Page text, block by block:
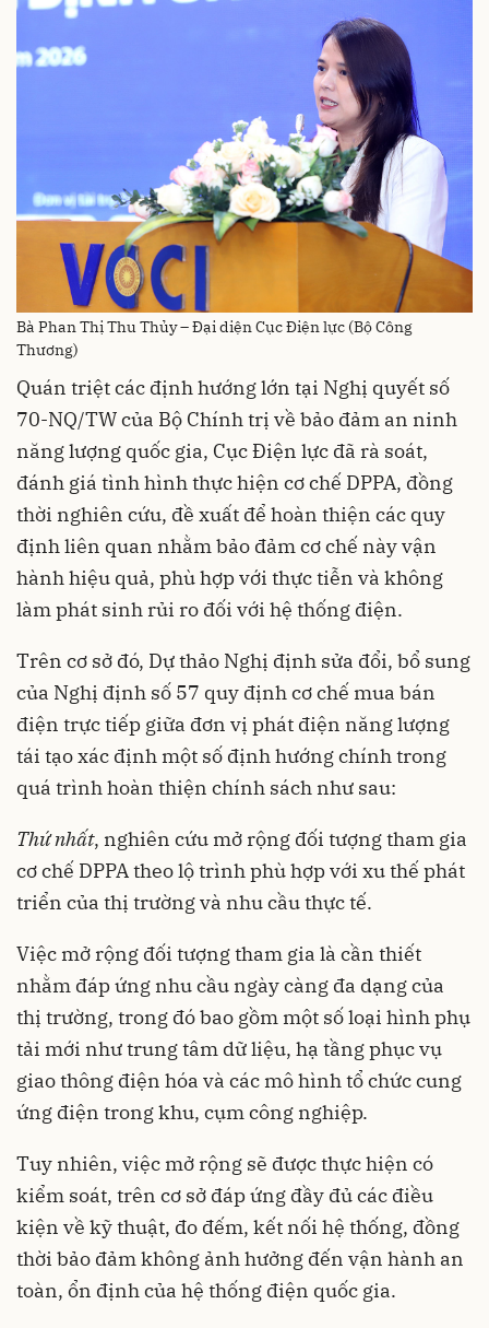
Bà Phan Thị Thu Thủy – Đại diện Cục Điện lực (Bộ Công
Thương)
Quán triệt các định hướng lớn tại Nghị quyết số
70-NQ/TW của Bộ Chính trị về bảo đảm an ninh
năng lượng quốc gia, Cục Điện lực đã rà soát,
đánh giá tình hình thực hiện cơ chế DPPA, đồng
thời nghiên cứu, đề xuất để hoàn thiện các quy
định liên quan nhằm bảo đảm cơ chế này vận
hành hiệu quả, phù hợp với thực tiễn và không
làm phát sinh rủi ro đối với hệ thống điện.
Trên cơ sở đó, Dự thảo Nghị định sửa đổi, bổ sung
của Nghị định số 57 quy định cơ chế mua bán
điện trực tiếp giữa đơn vị phát điện năng lượng
tái tạo xác định một số định hướng chính trong
quá trình hoàn thiện chính sách như sau:
Thứ nhất, nghiên cứu mở rộng đối tượng tham gia
cơ chế DPPA theo lộ trình phù hợp với xu thế phát
triển của thị trường và nhu cầu thực tế.
Việc mở rộng đối tượng tham gia là cần thiết
nhằm đáp ứng nhu cầu ngày càng đa dạng của
thị trường, trong đó bao gồm một số loại hình phụ
tải mới như trung tâm dữ liệu, hạ tầng phục vụ
giao thông điện hóa và các mô hình tổ chức cung
ứng điện trong khu, cụm công nghiệp.
Tuy nhiên, việc mở rộng sẽ được thực hiện có
kiểm soát, trên cơ sở đáp ứng đầy đủ các điều
kiện về kỹ thuật, đo đếm, kết nối hệ thống, đồng
thời bảo đảm không ảnh hưởng đến vận hành an
toàn, ổn định của hệ thống điện quốc gia.